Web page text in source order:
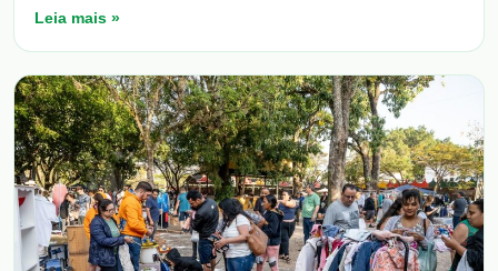
Leia mais »